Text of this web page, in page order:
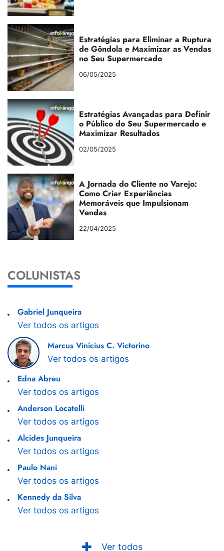
Estratégias para Eliminar a Ruptura
de Gôndola e Maximizar as Vendas
no Seu Supermercado
06/05/2025
Estratégias Avançadas para Definir
o Público do Seu Supermercado e
Maximizar Resultados
02/05/2025
A Jornada do Cliente no Varejo:
Como Criar Experiências
Memoráveis que Impulsionam
Vendas
22/04/2025
COLUNISTAS
Gabriel Junqueira
Ver todos os artigos
Marcus Vinícius C. Victorino
Ver todos os artigos
Edna Abreu
Ver todos os artigos
Anderson Locatelli
Ver todos os artigos
Alcides Junqueira
Ver todos os artigos
Paulo Nani
Ver todos os artigos
Kennedy da Silva
Ver todos os artigos
Ver todos